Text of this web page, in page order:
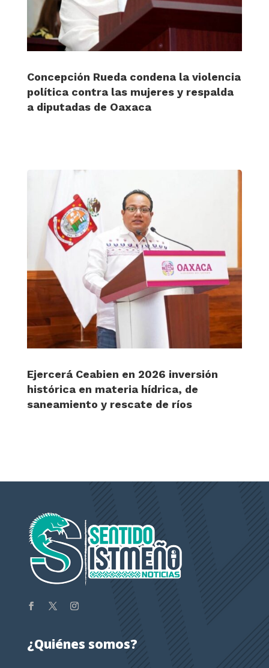
Concepción Rueda condena la violencia
política contra las mujeres y respalda
a diputadas de Oaxaca
Ejercerá Ceabien en 2026 inversión
histórica en materia hídrica, de
saneamiento y rescate de ríos
¿Quiénes somos?